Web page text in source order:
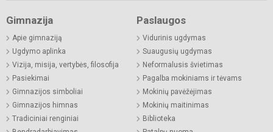
Gimnazija
Apie gimnaziją
Ugdymo aplinka
Vizija, misija, vertybės, filosofija
Pasiekimai
Gimnazijos simboliai
Gimnazijos himnas
Tradiciniai renginiai
Paslaugos
Vidurinis ugdymas
Suaugusių ugdymas
Neformalusis švietimas
Pagalba mokiniams ir tėvams
Mokinių pavėžėjimas
Mokinių maitinimas
Biblioteka